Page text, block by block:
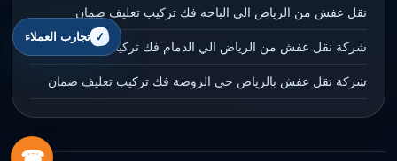
نقل عفش من الرياض الي الباحه فك تركيب تعليف ضمان
شركة نقل عفش من الرياض الي الدمام فك تركيب تعليف ضمان
شركة نقل عفش بالرياض حي الروضة فك تركيب تعليف ضمان
تجارب العملاء